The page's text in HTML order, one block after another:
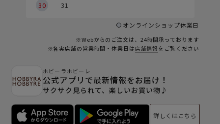
30
31
オンラインショップ休業日
※Webからのご注文は、24時間承っております
※各実店舗の営業時間・休業日は店舗情報をご覧ください
ホビーラホビーレ
公式アプリで最新情報をお届け！
サクサク見られて、楽しいお買い物♪
詳しくはこちら